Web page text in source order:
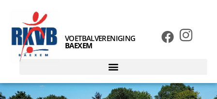
VOETBALVERENIGING
BAEXEM